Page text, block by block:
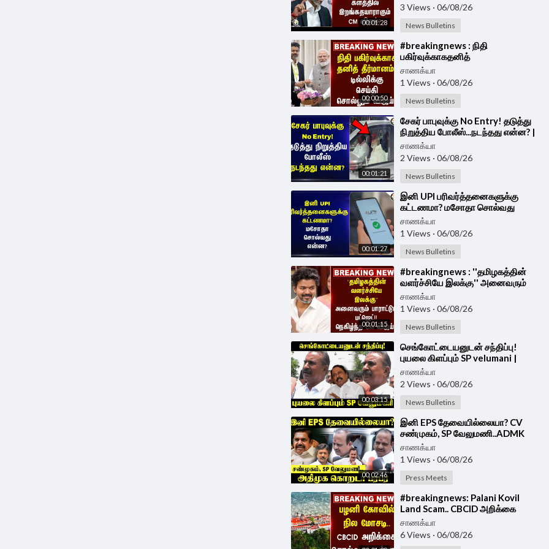
00:01:28
தயாராகும் CM Vijay? | TVK Govt
3 Views · 06/08/26
News Bulletins
00:00:50
⁣#breakingnews : நிதி
பகிர்வுக்காகதனித்
தீர்மானம்..டில்லிக்கு செய்தி சொல்லும்
Vijay | TVK Government
சாணக்யா
1 Views · 06/08/26
News Bulletins
00:01:21
⁣சேகர் பாபுவுக்கு No Entry! தடுத்து
நிறுத்திய போலீஸ்...நடந்தது என்ன? |
Tiruthani | HRCE
சாணக்யா
2 Views · 06/08/26
News Bulletins
00:01:27
⁣இனி UPI பரிவர்த்தனைகளுக்கு
கட்டணமா? மசோதா சொல்வது
என்ன?
சாணக்யா
1 Views · 06/08/26
News Bulletins
00:01:15
⁣#breakingnews : ''தமிழகத்தின்
வளர்ச்சியே இலக்கு'' அனைவரும்
பாராட்டும் Budget!! நெகிழ்ந்த CM
Vijay!!
சாணக்யா
1 Views · 06/08/26
News Bulletins
00:03:15
⁣செங்கோட்டையனுடன் சந்திப்பு!
புயலை கிளப்பும் SP velumani |
Press Meet | ADMK
சாணக்யா
2 Views · 06/08/26
News Bulletins
00:02:46
⁣இனி EPS தேவையில்லையா? CV
சண்முகம், SP வேலுமணி..ADMK
கொறடா Agri Krishnamoorthy
Press Meet |
சாணக்யா
1 Views · 06/08/26
Press Meets
⁣#breakingnews: Palani Kovil
Land Scam.. CBCID அறிக்கை
சொல்வது என்ன? | HRCE
சாணக்யா
6 Views · 06/08/26